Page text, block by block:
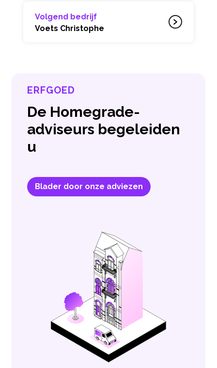
Volgend bedrijf
Voets Christophe
ERFGOED
De Homegrade-
adviseurs begeleiden
u
Blader door onze adviezen